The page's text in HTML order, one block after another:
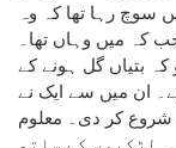
سوچ رہا تھا کہ وہ
کہ میں وہاں تھا۔
بتیاں گل ہونے کے
ان میں سے ایک نے
شروع کر دی۔ معلوم